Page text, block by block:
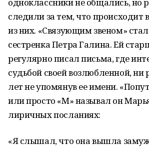
следили за тем, что происходит
из них. «Связующим звеном»
сестренка Петра Галина. Ей
регулярно писал письма, где
судьбой своей возлюбленной, ни
лет не упомянув ее имени.
или просто «М» называл он
лиричных посланиях:
«Я слышал, что она вышла